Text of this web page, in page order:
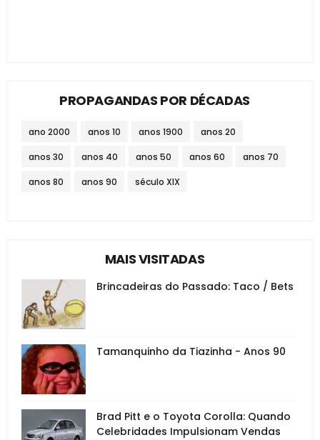
PROPAGANDAS POR DÉCADAS
ano 2000 anos 10 anos 1900 anos 20
anos 30 anos 40 anos 50 anos 60 anos 70
anos 80 anos 90 século XIX
MAIS VISITADAS
Brincadeiras do Passado: Taco / Bets
Tamanquinho da Tiazinha - Anos 90
Brad Pitt e o Toyota Corolla: Quando
Celebridades Impulsionam Vendas